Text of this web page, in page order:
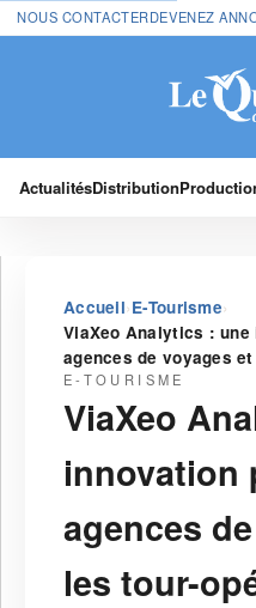
NOUS CONTACTERDEVENEZ
ActualitésDistribution
Accueil›E-Tourisme›
ViaXeo Analytics :
agences de voyages
E-TOURISME
ViaXeo
innovation
agences
les tour-